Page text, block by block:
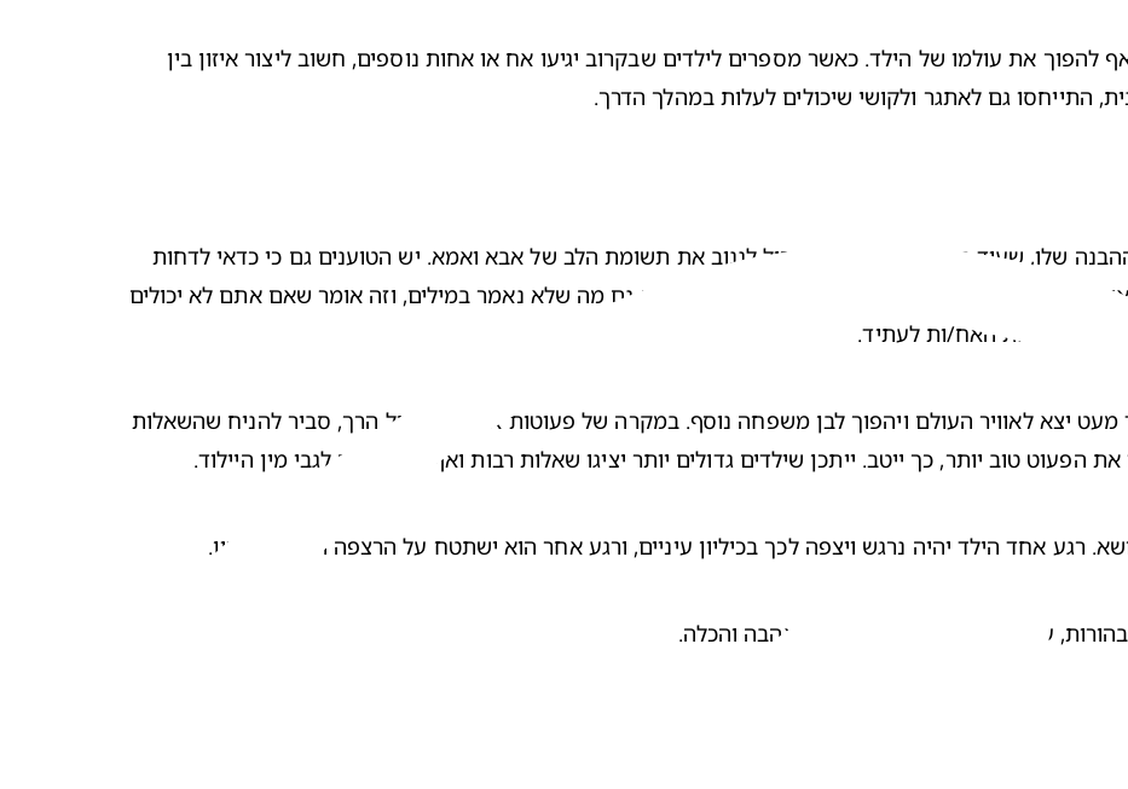
התייחסו גם לאתגר ולקושי שיכולים לעלות במהלך הדרך.
גם את האח/ות לעתיד.
הפעוט טוב יותר, כך ייטב. ייתכן שילדים גדולים יותר יציגו שאלות רבות ואף יביעו דעה לגבי מין היילוד.
רגע אחד הילד יהיה נרגש ויצפה לכך בכיליון עיניים, ורגע אחר הוא ישתטח על הרצפה ויתנגד לעניין.
עם הצבת גבולות והמון חום, אהבה והכלה.